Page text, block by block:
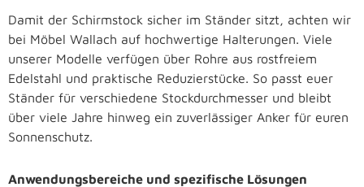
Damit der Schirmstock sicher im Ständer sitzt, achten wir
bei Möbel Wallach auf hochwertige Halterungen. Viele
unserer Modelle verfügen über Rohre aus rostfreiem
Edelstahl und praktische Reduzierstücke. So passt euer
Ständer für verschiedene Stockdurchmesser und bleibt
über viele Jahre hinweg ein zuverlässiger Anker für euren
Sonnenschutz.
Anwendungsbereiche und spezifische Lösungen